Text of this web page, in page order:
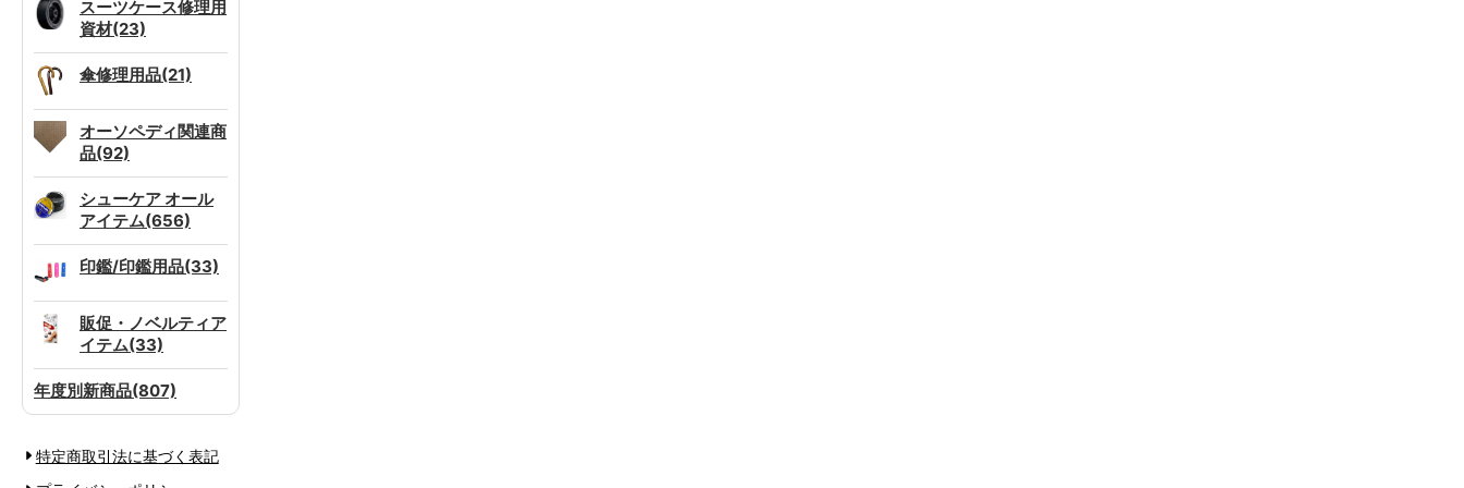
スーツケース修理用
資材(23)
傘修理用品(21)
オーソペディ関連商
品(92)
シューケア オール
アイテム(656)
印鑑/印鑑用品(33)
販促・ノベルティア
イテム(33)
年度別新商品(807)
特定商取引法に基づく表記